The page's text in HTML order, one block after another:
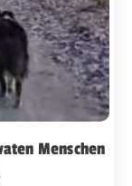
Menschen